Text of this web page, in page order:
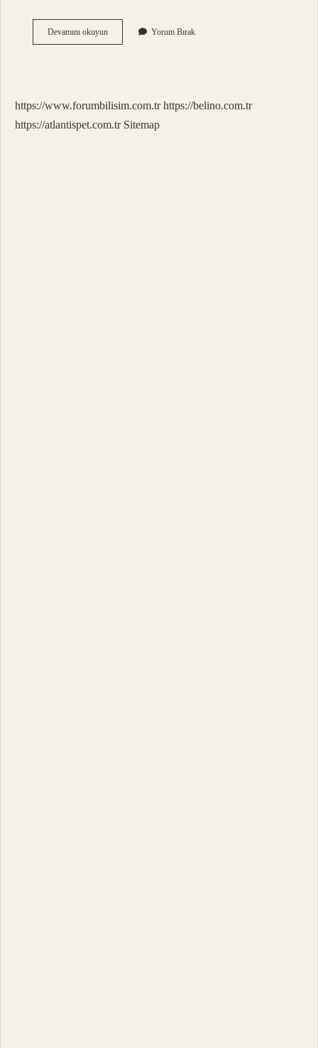
Devamını okuyunAyşekadin
Nedir
Yorum Bırak
https://www.forumbilisim.com.tr https://belino.com.tr
https://atlantispet.com.tr Sitemap